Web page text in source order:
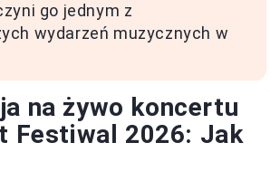
go jednym z
wydarzeń muzycznych w
na żywo koncertu
Festiwal 2026: Jak